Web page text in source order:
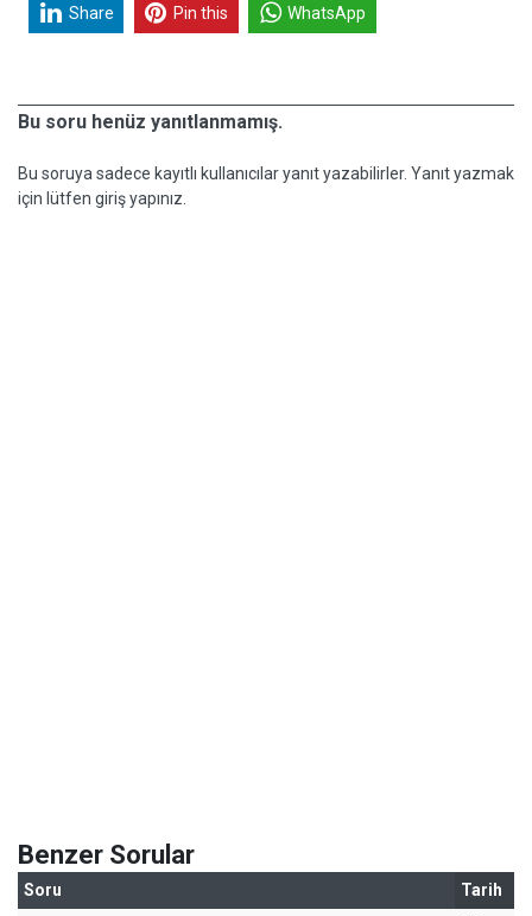
Share Pin this WhatsApp
Bu soru henüz yanıtlanmamış.
Bu soruya sadece kayıtlı kullanıcılar yanıt yazabilirler. Yanıt yazmak
için lütfen giriş yapınız.
Benzer Sorular
Soru Tarih